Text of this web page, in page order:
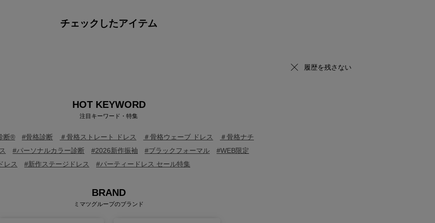
チェックしたアイテム
履歴を残さない
HOT KEYWORD
注目キーワード・特集
断® #骨格診断 ＃骨格ストレート ドレス ＃骨格ウェーブ ドレス
＃骨格ナチ
#パーソナルカラー診断 #2026新作振袖 #ブラックフォーマル
#WEB限定
レス
#新作ステージドレス #パーティードレス セール特集
BRAND
ミマツグループのブランド